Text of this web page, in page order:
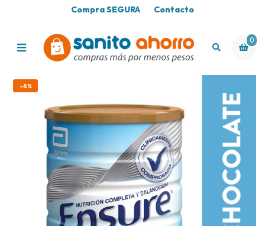
Compra SEGURA Contacto
0
-8%